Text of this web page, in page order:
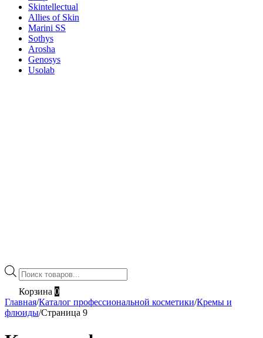
Skintellectual
Allies of Skin
Marini SS
Sothys
Arosha
Genosys
Usolab
Поиск
товаров
Корзина 0
Главная/Каталог профессиональной косметики/Кремы и
флюиды/Страница 9